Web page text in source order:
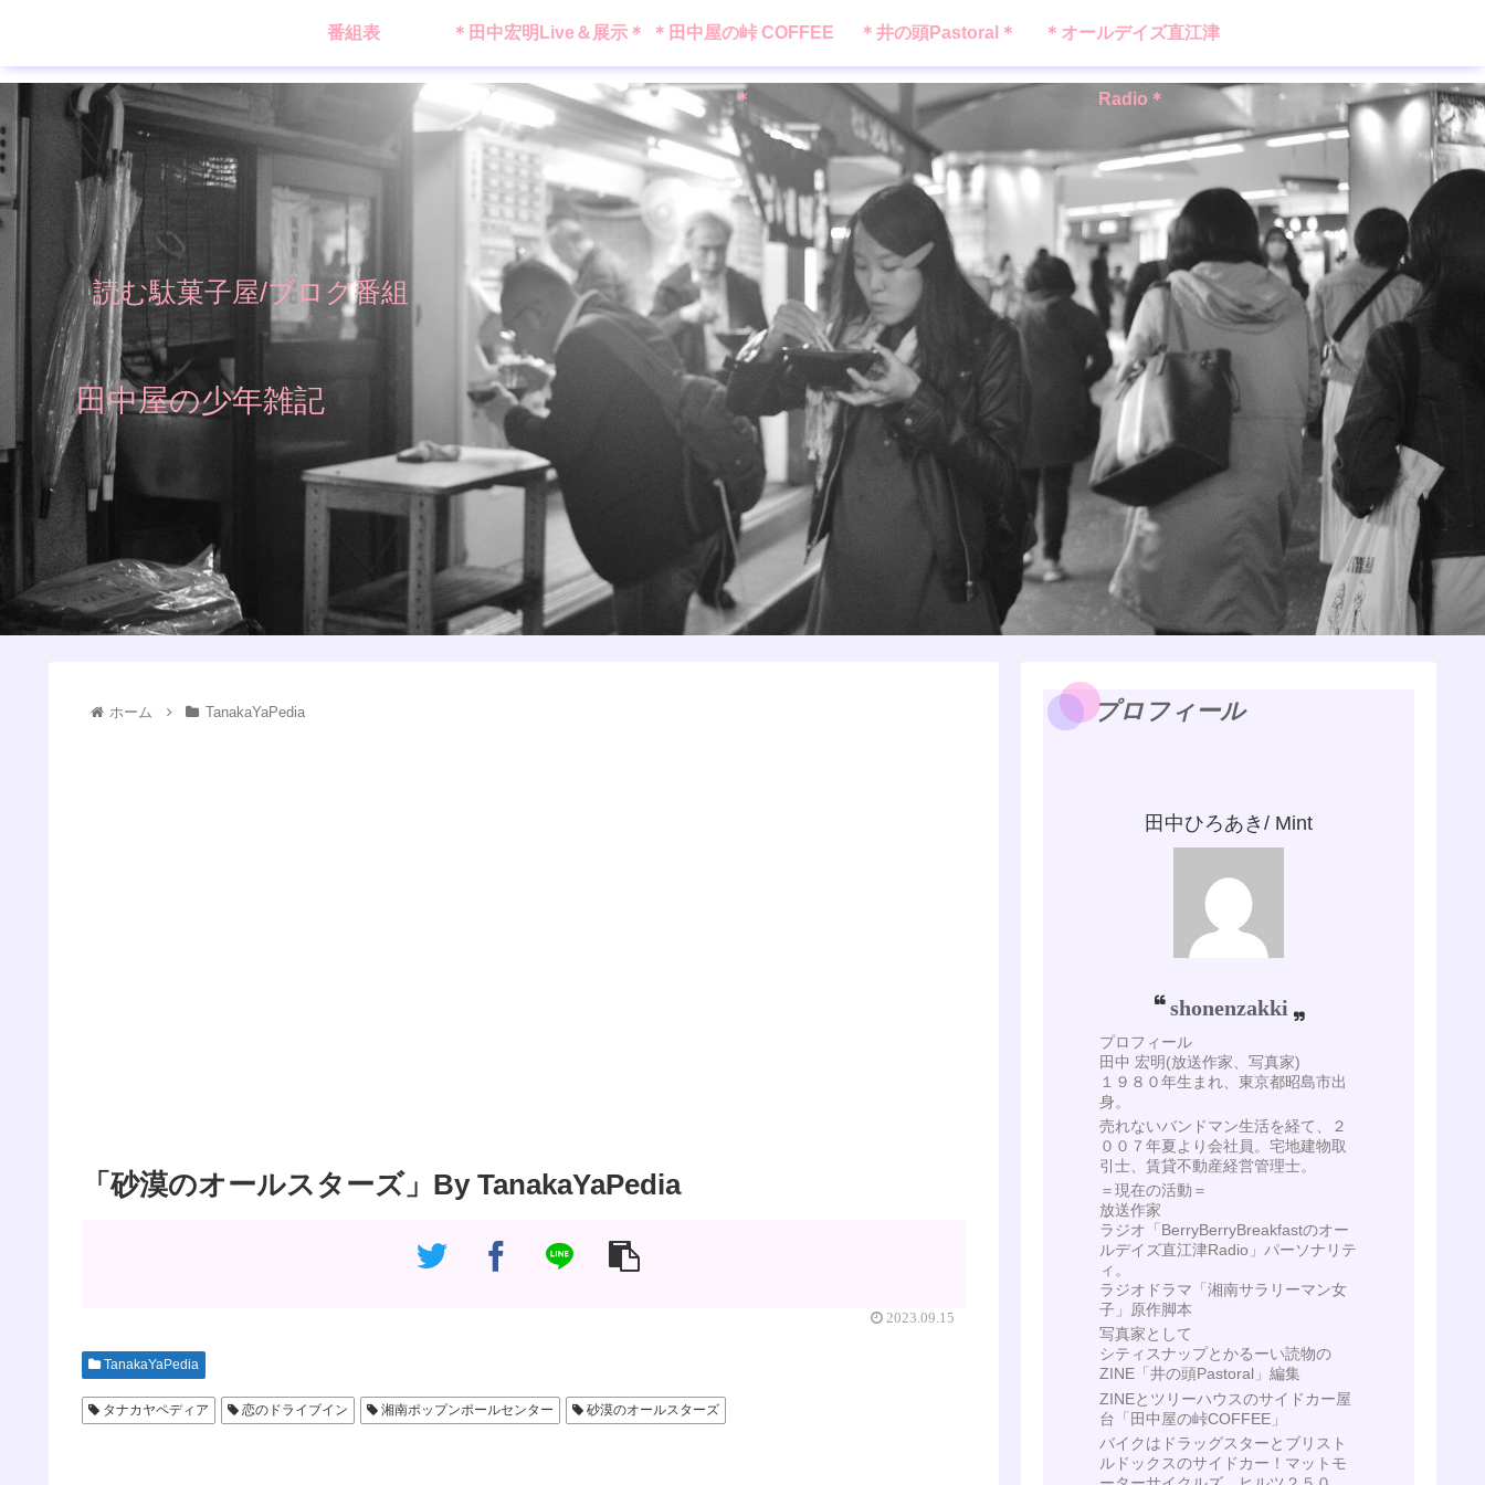
読む駄菓子屋/ブログ番組
田中屋の少年雑記
番組表 ＊田中宏明Live＆展示＊ ＊田中屋の峠 COFFEE
＊
＊井の頭Pastoral＊ ＊オールデイズ直江津
Radio＊
ホーム TanakaYaPedia
「砂漠のオールスターズ」By TanakaYaPedia
2023.09.15
TanakaYaPedia
タナカヤペディア 恋のドライブイン 湘南ポップンポールセンター 砂漠のオールスターズ
プロフィール
田中ひろあき/ Mint
shonenzakki
プロフィール
田中 宏明(放送作家、写真家)
１９８０年生まれ、東京都昭島市出
身。
売れないバンドマン生活を経て、２
００７年夏より会社員。宅地建物取
引士、賃貸不動産経営管理士。
＝現在の活動＝
放送作家
ラジオ「BerryBerryBreakfastのオー
ルデイズ直江津Radio」パーソナリテ
ィ。
ラジオドラマ「湘南サラリーマン女
子」原作脚本
写真家として
シティスナップとかるーい読物の
ZINE「井の頭Pastoral」編集
ZINEとツリーハウスのサイドカー屋
台「田中屋の峠COFFEE」
バイクはドラッグスターとブリスト
ルドックスのサイドカー！マットモ